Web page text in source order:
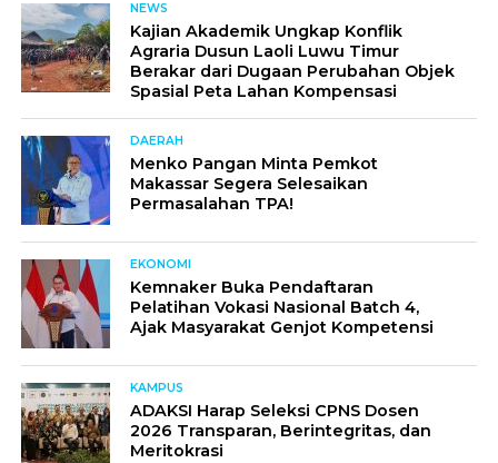
NEWS
Kajian Akademik Ungkap Konflik
Agraria Dusun Laoli Luwu Timur
Berakar dari Dugaan Perubahan Objek
Spasial Peta Lahan Kompensasi
DAERAH
Menko Pangan Minta Pemkot
Makassar Segera Selesaikan
Permasalahan TPA!
EKONOMI
Kemnaker Buka Pendaftaran
Pelatihan Vokasi Nasional Batch 4,
Ajak Masyarakat Genjot Kompetensi
KAMPUS
ADAKSI Harap Seleksi CPNS Dosen
2026 Transparan, Berintegritas, dan
Meritokrasi